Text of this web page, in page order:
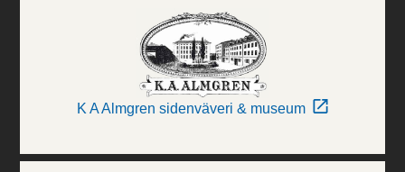
K A Almgren sidenväveri & museum